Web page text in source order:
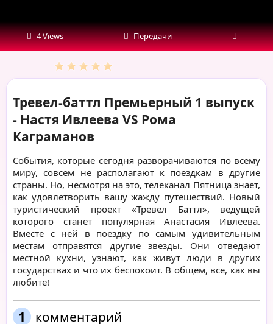
Каграманов
4 Views Передачи
Тревел-баттл Премьерный 1 выпуск
- Настя Ивлеева VS Рома
Каграманов
События, которые сегодня разворачиваются по всему
миру, совсем не располагают к поездкам в другие
страны. Но, несмотря на это, телеканал Пятница знает,
как удовлетворить вашу жажду путешествий. Новый
туристический проект «Тревел Баттл», ведущей
которого станет популярная Анастасия Ивлеева.
Вместе с ней в поездку по самым удивительным
местам отправятся другие звезды. Они отведают
местной кухни, узнают, как живут люди в других
государствах и что их беспокоит. В общем, все, как вы
любите!
1 комментарий